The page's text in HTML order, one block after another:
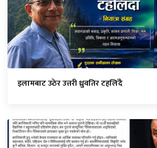
इलामबाट उठेर उत्तरी ध्रुवतिर टहलिँदै